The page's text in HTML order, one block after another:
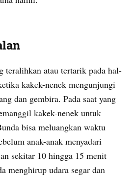
teralihkan atau tertarik pada hal-
kakek-nenek mengunjungi
dan gembira. Pada saat yang
kakek-nenek untuk
bisa meluangkan waktu
anak-anak menyadari
sekitar 10 hingga 15 menit
menghirup udara segar dan